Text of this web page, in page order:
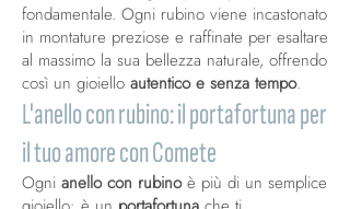
fondamentale. Ogni rubino viene incastonato
in montature preziose e raffinate per esaltare
al massimo la sua bellezza naturale, offrendo
così un gioiello autentico e senza tempo.
L'anello con rubino: il portafortuna per
il tuo amore con Comete
Ogni anello con rubinoè più di un semplice